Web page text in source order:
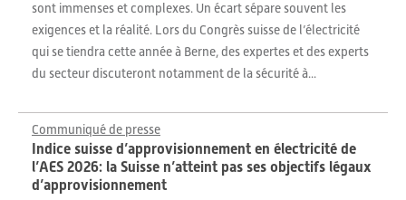
sont immenses et complexes. Un écart sépare souvent les
exigences et la réalité. Lors du Congrès suisse de l’électricité
qui se tiendra cette année à Berne, des expertes et des experts
du secteur discuteront notamment de la sécurité à...
Communiqué de presse
Indice suisse d’approvisionnement en électricité de
l’AES 2026: la Suisse n’atteint pas ses objectifs légaux
d’approvisionnement